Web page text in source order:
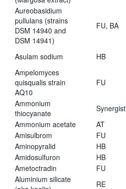
Aureobasidium
pullulans (strains
DSM 14940 and
DSM 14941)
FU, BA
Asulam sodium HB
Ampelomyces
quisqualis strain
AQ10
FU
Ammonium
thiocyanate
Synergist
Ammonium acetate
AT
Amisulbrom
FU
Aminopyralid
HB
Amidosulfuron
HB
Ametoctradin
FU
Aluminium silicate
RE